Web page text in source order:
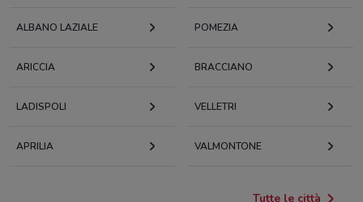
ALBANO LAZIALE POMEZIA
ARICCIA BRACCIANO
LADISPOLI VELLETRI
APRILIA VALMONTONE
Tutte le città